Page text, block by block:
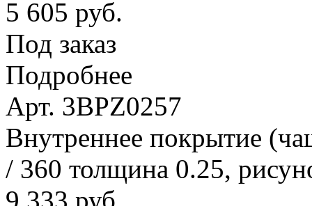
5 605 руб.
Под заказ
Подробнее
Арт. 3BPZ0257
Внутреннее покрытие
/ 360 толщина 0.25,
9 333 руб.